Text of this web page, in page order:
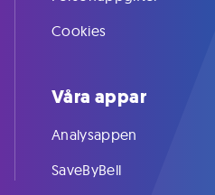
Cookies
Våra appar
Analysappen
SaveByBell